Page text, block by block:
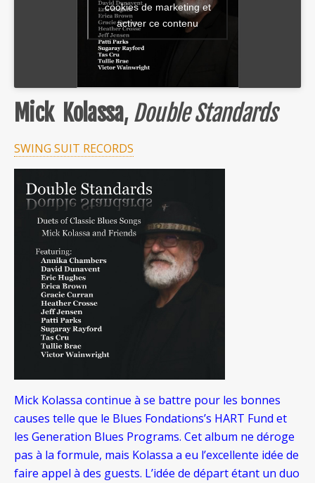
cookies de marketing et
activer ce contenu
Mick Kolassa, Double Standards
SWING SUIT RECORDS
Mick Kolassa continue à se battre pour les bonnes
causes telle que le Blues Fondations’s HART Fund et
les Generation Blues Programs. Cet album ne déroge
pas à la formule, mais Kolassa a eu l’excellente idée de
faire appel à des guests. L’idée de départ étant un duo